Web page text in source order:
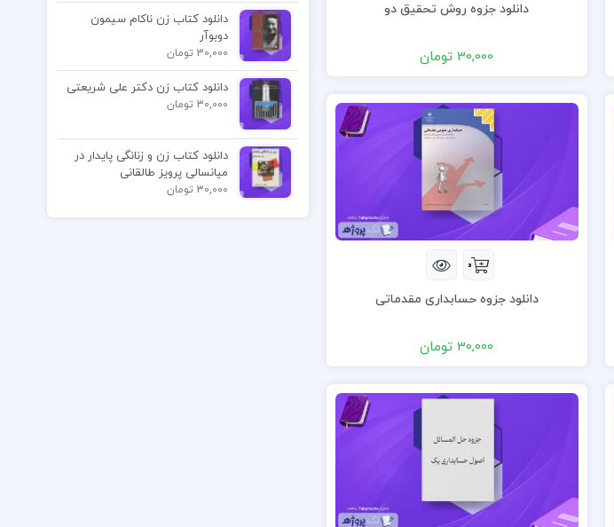
دانلود جزوه روش تحقیق دو
30,000 تومان
دانلود جزوه حسابداری مقدماتی
30,000 تومان
دانلود کتاب زن ناکام سیمون
دوبوآر
30,000 تومان
دانلود کتاب زن دکتر علی شریعتی
30,000 تومان
دانلود کتاب زن و زنانگی پایدار در
میانسالی پرویز طالقانی
30,000 تومان